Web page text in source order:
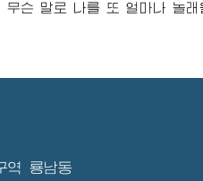
무슨 말로 나를 또 얼마나 놀래
역 룡남동